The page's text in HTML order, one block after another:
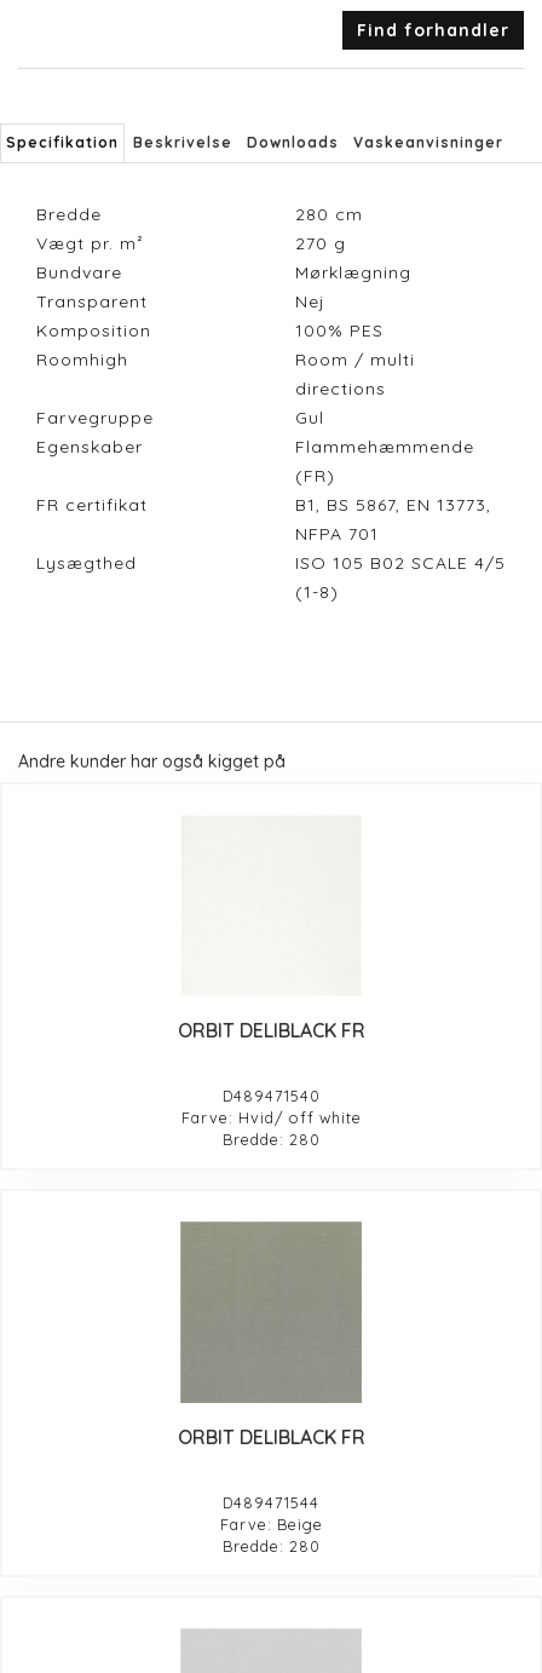
Find forhandler
Specifikation Beskrivelse Downloads Vaskeanvisninger
Bredde 280 cm
Vægt pr. m²
270 g
Bundvare
Mørklægning
Transparent
Nej
Komposition
100% PES
Roomhigh
Room / multi
directions
Farvegruppe
Gul
Egenskaber
Flammehæmmende
(FR)
FR certifikat
B1, BS 5867, EN 13773,
NFPA 701
Lysægthed
ISO 105 B02 SCALE 4/5
(1-8)
Andre kunder har også kigget på
ORBIT DELIBLACK FR
D489471540
Farve: Hvid/ off white
Bredde: 280
ORBIT DELIBLACK FR
D489471544
Farve: Beige
Bredde: 280